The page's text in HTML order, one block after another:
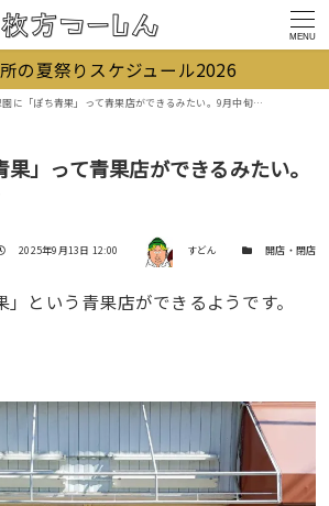
MENU
の夏祭りスケジュール2026
に「ぽち青果」って青果店ができるみたい。9月中旬オープン
」って青果店ができるみたい。
投稿日
2025年9月13日 12:00 著者 すどん カテゴリー開店・閉店
という青果店ができるようです。